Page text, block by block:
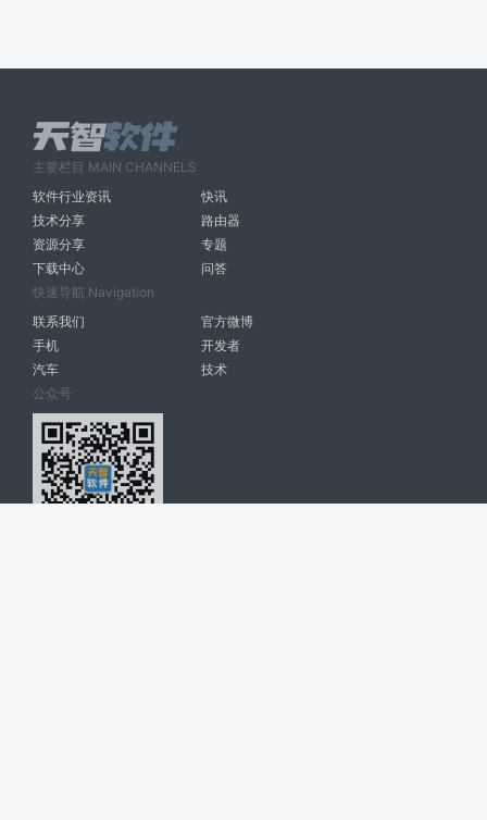
主要栏目 MAIN CHANNELS
软件行业资讯
快讯
技术分享
路由器
资源分享
专题
下载中心
问答
快速导航 Navigation
联系我们
官方微博
手机
开发者
汽车
技术
公众号